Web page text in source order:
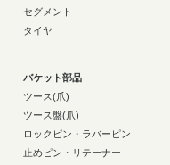
セグメント
タイヤ
バケット部品
ツース(爪)
ツース盤(爪)
ロックピン・ラバーピン
止めピン・リテーナー